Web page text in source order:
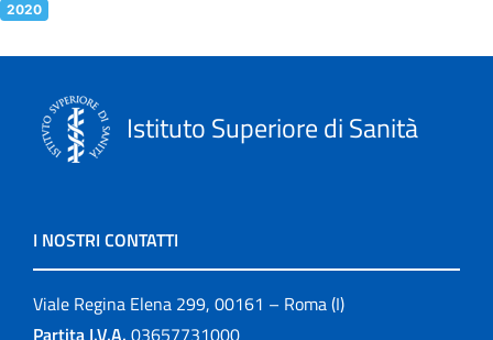
2020
Istituto Superiore di Sanità
I NOSTRI CONTATTI
Viale Regina Elena 299, 00161 – Roma (I)
Partita I.V.A. 03657731000